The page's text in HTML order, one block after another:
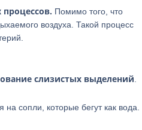
Помимо того, что
воздуха. Такой процесс
слизистых выделений
сопли, которые бегут как вода.